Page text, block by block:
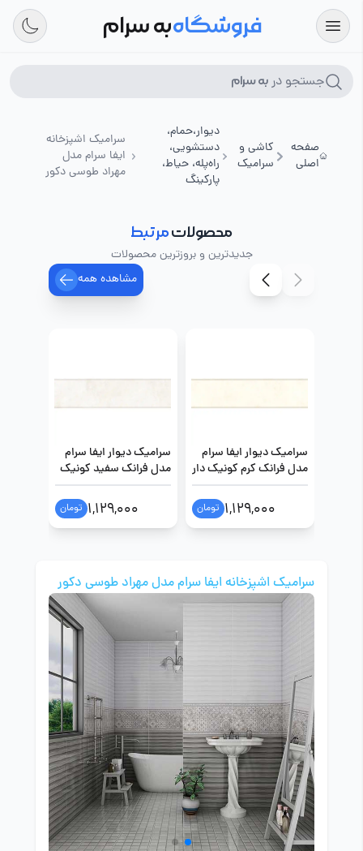
فروشگاهبه سرام
جستجو در به سرام
صفحه
اصلی
کاشی و
سرامیک
دیوار،حمام،
دستشویی،
راه‌پله، حیاط،
پارکینگ
سرامیک اشپزخانه
ایفا سرام مدل
مهراد طوسی دکور
محصولاتمرتبط
جدیدترین و بروزترین محصولات
مشاهده همه
سرامیک دیوار ایفا سرام
مدل فرانک کرم کونیک دار
سایز 40 در 160
1,129,000 تومان
سرامیک دیوار ایفا سرام
مدل فرانک سفید کونیک
دار سایز 40 در 160
1,129,000 تومان
سرامیک اشپزخانه ایفا سرام مدل مهراد طوسی دکور